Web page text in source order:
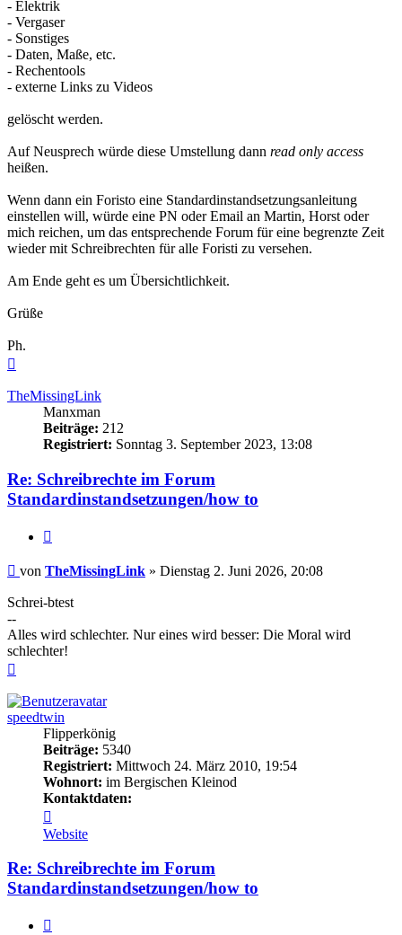
- Elektrik
- Vergaser
- Sonstiges
- Daten, Maße, etc.
- Rechentools
- externe Links zu Videos
gelöscht werden.
Auf Neusprech würde diese Umstellung dann read only access
heißen.
Wenn dann ein Foristo eine Standardinstandsetzungsanleitung
einstellen will, würde eine PN oder Email an Martin, Horst oder
mich reichen, um das entsprechende Forum für eine begrenzte Zeit
wieder mit Schreibrechten für alle Foristi zu versehen.
Am Ende geht es um Übersichtlichkeit.
Grüße
Ph.
TheMissingLink
Manxman
Beiträge: 212
Registriert: Sonntag 3. September 2023, 13:08
Re: Schreibrechte im Forum
Standardinstandsetzungen/how to
Beitrag
von TheMissingLink » Dienstag 2. Juni 2026, 20:08
Schrei-btest
--
Alles wird schlechter. Nur eines wird besser: Die Moral wird
schlechter!
speedtwin
Flipperkönig
Beiträge: 5340
Registriert: Mittwoch 24. März 2010, 19:54
Wohnort: im Bergischen Kleinod
Kontaktdaten:
von
speedtwin
Website
Re: Schreibrechte im Forum
Standardinstandsetzungen/how to